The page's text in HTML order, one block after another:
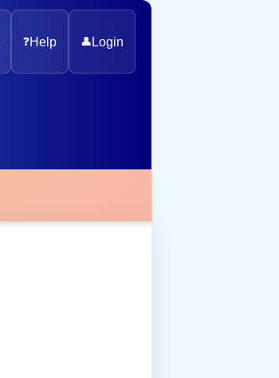
❓Help 👤 Login